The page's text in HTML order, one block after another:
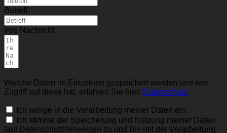
Betreff
Ihre Nachricht
Welche Daten im Einzelnen gespeichert werden und wer
Zugriff auf diese hat, erfahren Sie hier: Datenschutz
Ich willige in die Verarbeitung meiner Daten ein.
Ich stimme der Speicherung und Nutzung meiner Daten
laut Datenschutzhinweisen zu und bin mit der Verarbeitung